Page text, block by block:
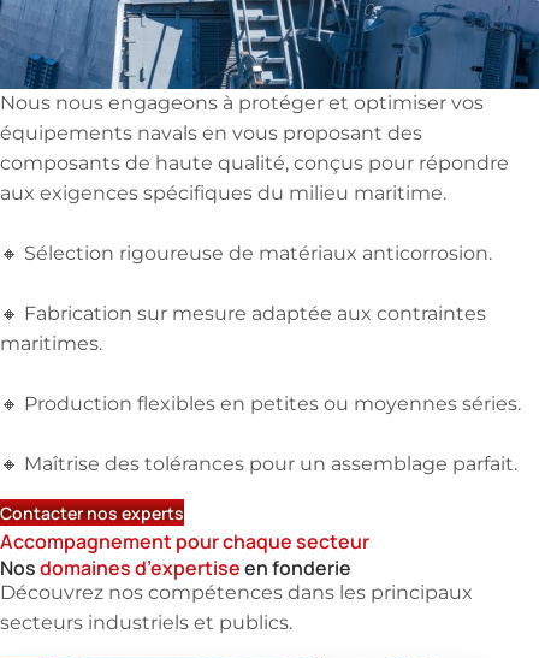
Nous nous engageons à protéger et optimiser vos
équipements navals en vous proposant des
composants de haute qualité, conçus pour répondre
aux exigences spécifiques du milieu maritime.
🔸 Sélection rigoureuse de matériaux anticorrosion.
🔸 Fabrication sur mesure adaptée aux contraintes
maritimes.
🔸 Production flexibles en petites ou moyennes séries.
🔸 Maîtrise des tolérances pour un assemblage parfait.
Contacter nos experts
Nosdomaines d’expertiseen fonderie
Accompagnement pour chaque secteur
Découvrez nos compétences dans les principaux
secteurs industriels et publics.